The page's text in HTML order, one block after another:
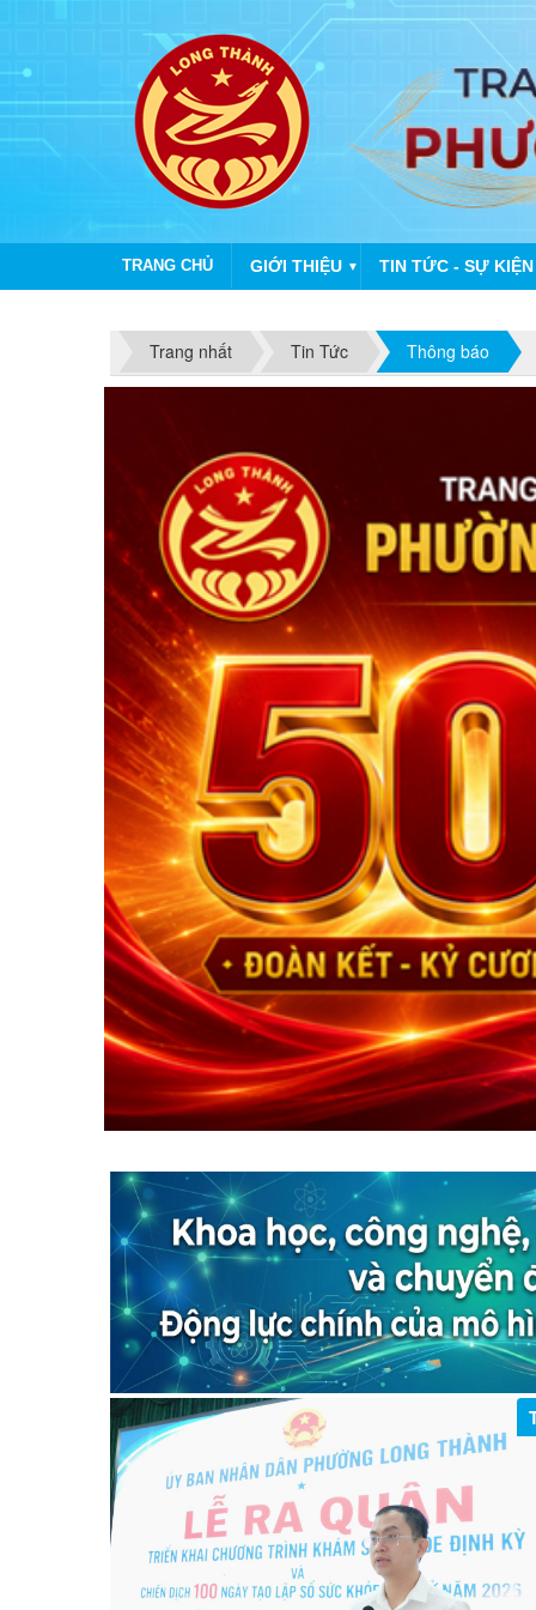
TRANG CHỦ GIỚI THIỆU ▼ TIN TỨC - SỰ KIỆN
Trang nhất
Tin Tức Thông báo